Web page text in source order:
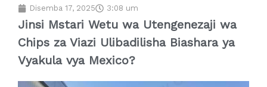
Disemba 17, 2025 3:08 um
Jinsi Mstari Wetu wa Utengenezaji wa
Chips za Viazi Ulibadilisha Biashara ya
Vyakula vya Mexico?